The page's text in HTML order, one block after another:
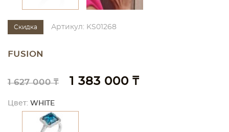
Скидка Артикул: KS01268
FUSION
1 627 000 ₸ 1 383 000 ₸
Цвет: WHITE